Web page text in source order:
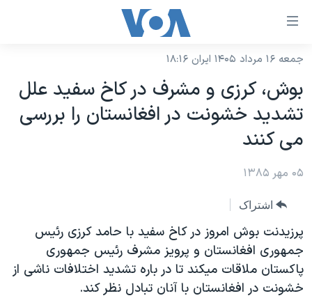
لینکهای
دسترسی
جهش
محتوای
اصلی
به
صفحه
جهش
به
جستجو
نسخه سبک وب‌سایت
موضوع ها
ایران
آمریکا
جهان
گزیده‌ها
ویژه برنامه‌ها
برنامه های تلویزیونی
جدول برنامه ها
صفحه‌های ویژه
جام جهانی ۲۰۲۶
عملیات خشم حماسی
۲۵۰سالگی آمریکا
فرکانس‌های صدای آمریکا
پخش رادیویی
یادگیری زبان انگلیسی
جمعه ۱۶ مرداد ۱۴۰۵ ایران ۱۸:۱۶
بوش، کرزی و مشرف در کاخ سفيد علل
تشديد خشونت در افغانستان را بررسی
می کنند
۰۵ مهر ۱۳۸۵
اشتراک
پرزيدنت بوش امروز در کاخ سفيد با حامد کرزی رئيس
جمهوری افغانستان و پرويز مشرف رئيس جمهوری
پاکستان ملاقات ميکند تا در باره تشديد اختلافات ناشی از
خشونت در افغانستان با آنان تبادل نظر کند.